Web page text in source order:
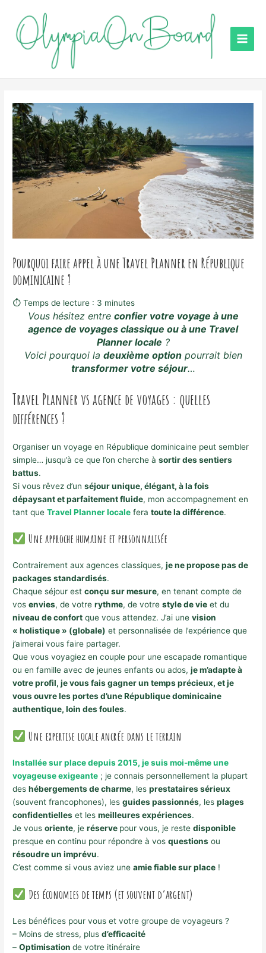
contenu
Main
Pourquoi faire appel à une Travel Planner en République
dominicaine ?
⏱ Temps de lecture : 3 minutes
Vous hésitez entre confier votre voyage à une
agence de voyages classique ou à une Travel
Planner locale ?
Voici pourquoi la deuxième optionpourrait bien
transformer votre séjour…
Travel Planner vs agence de voyages : quelles
différences ?
Organiser un voyage en République dominicaine peut sembler
simple… jusqu’à ce que l’on cherche àsortir des sentiers
battus.
Si vous rêvez d’unséjour unique, élégant, à la fois
dépaysant et parfaitement fluide, mon accompagnement en
tant queTravel Planner locale feratoute la différence.
Une approche humaine et personnalisée
Contrairement aux agences classiques,je ne propose pas de
packages standardisés.
Chaque séjour estconçu sur mesure, en tenant compte de
vosenvies, de votrerythme, de votrestyle de vie et du
niveau de confort que vous attendez. J’ai unevision
« holistique » (globale) et personnalisée de l’expérience que
j’aimerai vous faire partager.
Que vous voyagiez en couple pour une escapade romantique
ou en famille avec de jeunes enfants ou ados,je m’adapte à
votre profil, je vous fais gagner un temps précieux, et je
vous ouvre les portes d’une République dominicaine
authentique, loin des foules.
Une expertise locale ancrée dans le terrain
Installée sur place depuis 2015, je suis moi-même une
voyageuse exigeante ; je connais personnellement la plupart
deshébergements de charme, lesprestataires sérieux
(souvent francophones), lesguides passionnés, lesplages
confidentielles et lesmeilleures expériences.
Je vousoriente, jeréserve pour vous, je restedisponible
presque en continu pour répondre à vosquestions ou
résoudre un imprévu.
C’est comme si vous aviez uneamie fiable sur place !
Des économies de temps (et souvent d’argent)
Les bénéfices pour vous et votre groupe de voyageurs ?
– Moins de stress, plusd’efficacité
–Optimisationde votre itinéraire